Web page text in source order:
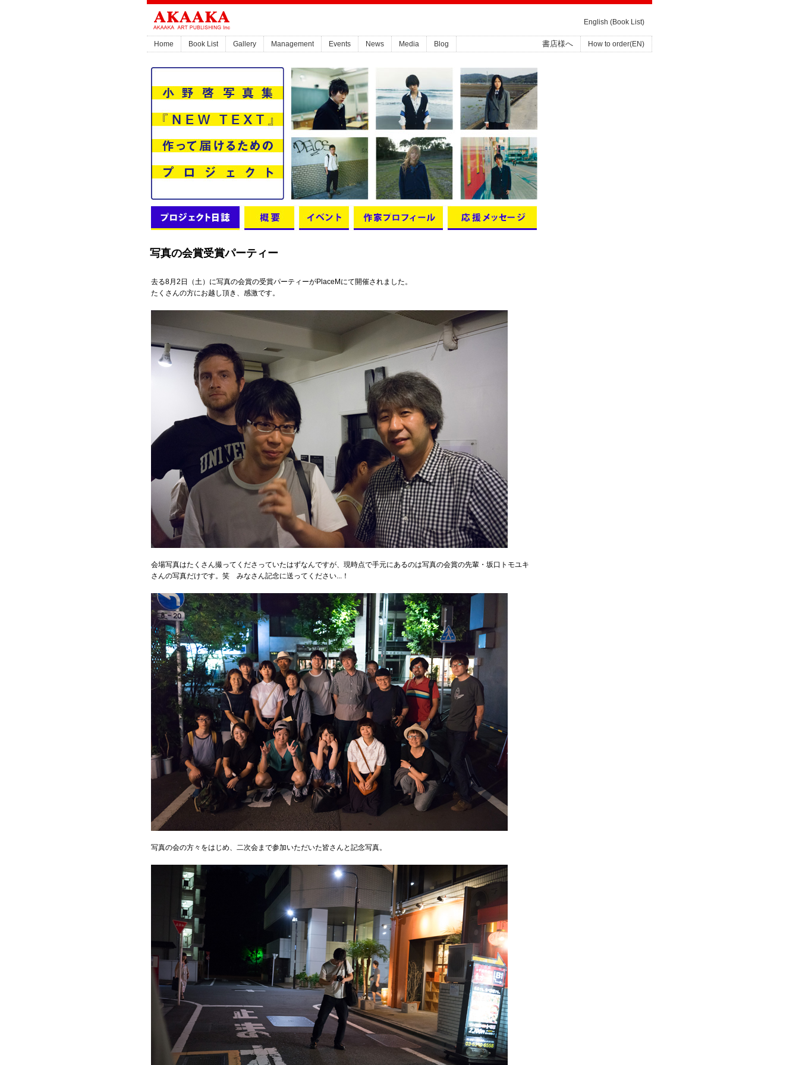
English (Book List)
Home Book List Gallery Management Events News Media Blog 書店様へ How to order(EN)
写真の会賞受賞パーティー
去る8月2日（土）に写真の会賞の受賞パーティーがPlaceMにて開催されました。
たくさんの方にお越し頂き、感激です。
会場写真はたくさん撮ってくださっていたはずなんですが、現時点で手元にあるのは写真の会賞の先輩・坂口トモユキ
さんの写真だけです。笑 みなさん記念に送ってください...！
写真の会の方々をはじめ、二次会まで参加いただいた皆さんと記念写真。